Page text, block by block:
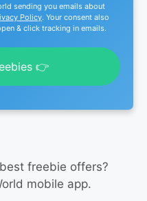
sending you emails about
Policy. Your consent also
& click tracking in emails.
👉
freebie offers?
mobile app.